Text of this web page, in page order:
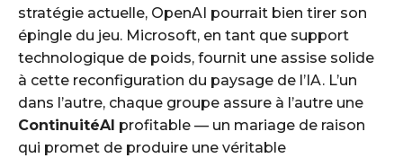
stratégie actuelle, OpenAI pourrait bien tirer son
épingle du jeu. Microsoft, en tant que support
technologique de poids, fournit une assise solide
à cette reconfiguration du paysage de l’IA. L’un
dans l’autre, chaque groupe assure à l’autre une
ContinuitéAI profitable — un mariage de raison
qui promet de produire une véritable